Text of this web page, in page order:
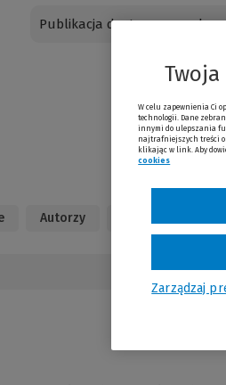
Publikacja dostosowana do
Autorzy
W celu zapewnienia Ci
technologii. Dane
innymi do ulepszania
najtrafniejszych treści
klikając w link. Aby
cookies
Zarządzaj